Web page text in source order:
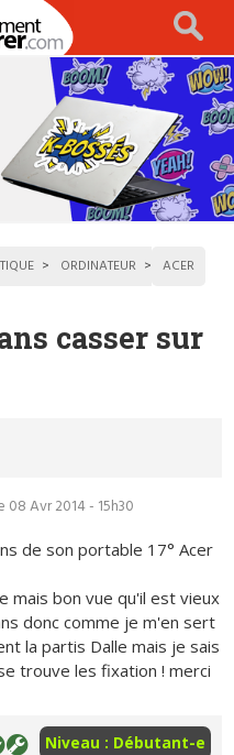
ORDINATEUR ACER
casser sur
08 Avr 2014 - 15h30
de son portable 17° Acer
mais bon vue qu'il est vieux
donc comme je m'en sert
la partis Dalle mais je sais
trouve les fixation ! merci
Niveau : Débutant-e